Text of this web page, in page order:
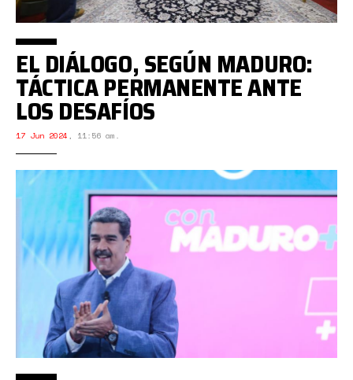
EL DIÁLOGO, SEGÚN MADURO:
TÁCTICA PERMANENTE ANTE
LOS DESAFÍOS
17 Jun 2024 , 11:56 am.